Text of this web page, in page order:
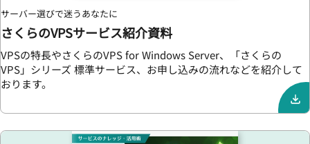
サーバー選びで迷うあなたに
さくらのVPSサービス紹介資料
VPSの特長やさくらのVPS for Windows Server、「さくらの
VPS」シリーズ 標準サービス、お申し込みの流れなどを紹介して
おります。